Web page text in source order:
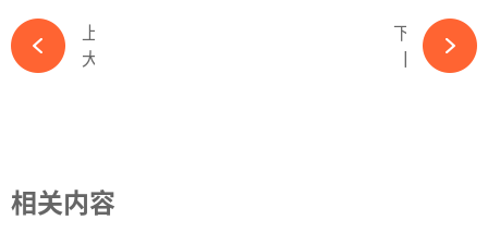
下一篇
【OFweek维科杯】协鑫科技参评卓越光伏材料企业奖项-必赢体育app官方平台
相关内容